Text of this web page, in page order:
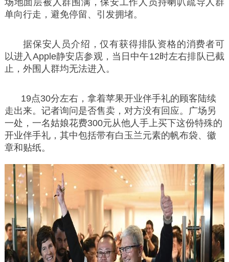
场地面层被人群围满，保安工作人员持喇叭疏导人群
单向行走，避免停留、引发拥堵。
据保安人员介绍，仅有获得排队资格的消费者可
以进入Apple静安店参观，当日中午12时左右排队已截
止，外围人群均无法进入。
19点30分左右，拿着苹果开业伴手礼的顾客陆续
走出来。记者询问是否售卖，对方没有回应。广场另
一处，一名姑娘花费300元从他人手上买下这份特殊的
开业伴手礼，其中包括带有白玉兰元素的帆布袋、徽
章和贴纸。